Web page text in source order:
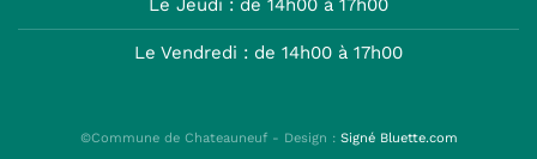
Le Jeudi : de 14h00 à 17h00
Le Vendredi : de 14h00 à 17h00
©Commune de Chateauneuf - Design : Signé Bluette.com